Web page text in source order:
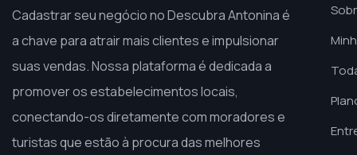
Cadastrar seu negócio no Descubra Antonina é
a chave para atrair mais clientes e impulsionar
suas vendas. Nossa plataforma é dedicada a
promover os estabelecimentos locais,
conectando-os diretamente com moradores e
turistas que estão à procura das melhores